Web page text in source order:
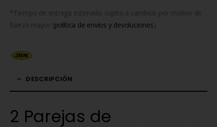
*Tiempo de entrega estimado sujeto a cambios por motivo de
fuerza mayor (política de envíos y devoluciones ).
DESCRIPCIÓN
2 Parejas de